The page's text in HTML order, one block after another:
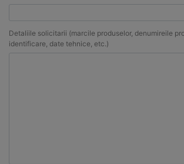
Detaliile solicitarii (marcile produselor, denumireile
identificare, date tehnice, etc.)